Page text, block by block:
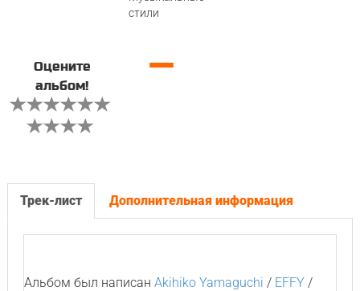
стили
Оцените
альбом!
—
Трек-лист Дополнительная информация
Альбом был написан Akihiko Yamaguchi / EFFY /